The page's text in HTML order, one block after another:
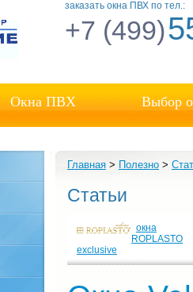
заказать окна ПВХ по тел.:
+7 (499)
Окна ПВХ Выбор
Главная > Полезно >
Статьи
окна
ROPLASTO
exclusive